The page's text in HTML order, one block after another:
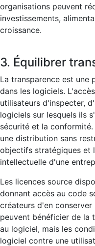
organisations peuvent
investissements,
croissance.
3. Équilibrer
La transparence est une
dans les logiciels.
utilisateurs d'inspecter,
logiciels sur lesquels ils
sécurité et la
une distribution sans
objectifs stratégiques et
intellectuelle d'une
Les licences source
donnant accès au code
créateurs d'en
peuvent bénéficier de la
au logiciel, mais les
logiciel contre une